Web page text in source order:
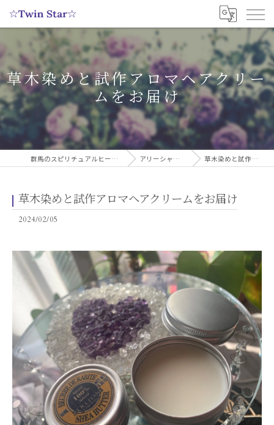
草木染めと試作アロマヘアクリー
ムをお届け
群馬のスピリチュアルヒーリングサロンなら実績多数の☆Twin Star☆ アリーシャのスピリチュアルブログ 草木染めと試作アロマヘアクリームをお届け
草木染めと試作アロマヘアクリームをお届け
2024/02/05